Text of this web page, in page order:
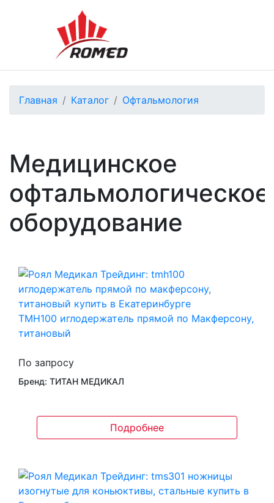
Главная Каталог Офтальмология
Медицинское
офтальмологическое
оборудование
TMH100 иглодержатель прямой по Макферсону,
титановый
По запросу
Бренд: ТИТАН МЕДИКАЛ
Подробнее